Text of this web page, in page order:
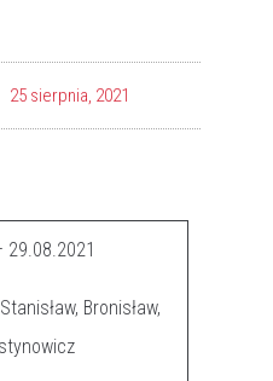
25 sierpnia, 2021
29.08.2021
Bronisław,